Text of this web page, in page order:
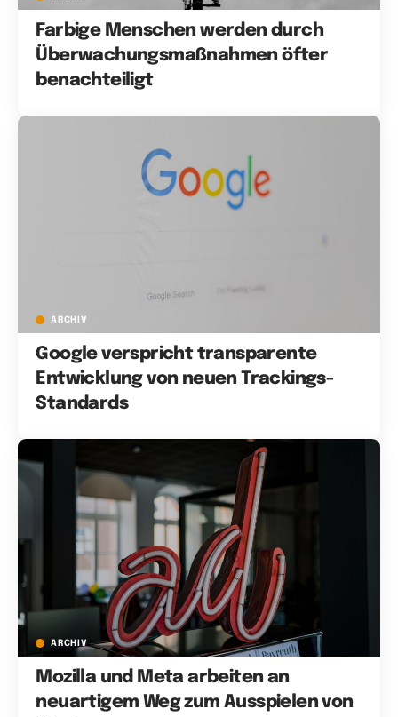
Farbige Menschen werden durch
Überwachungsmaßnahmen öfter
benachteiligt
ARCHIV
Google verspricht transparente
Entwicklung von neuen Trackings-
Standards
ARCHIV
Mozilla und Meta arbeiten an
neuartigem Weg zum Ausspielen von